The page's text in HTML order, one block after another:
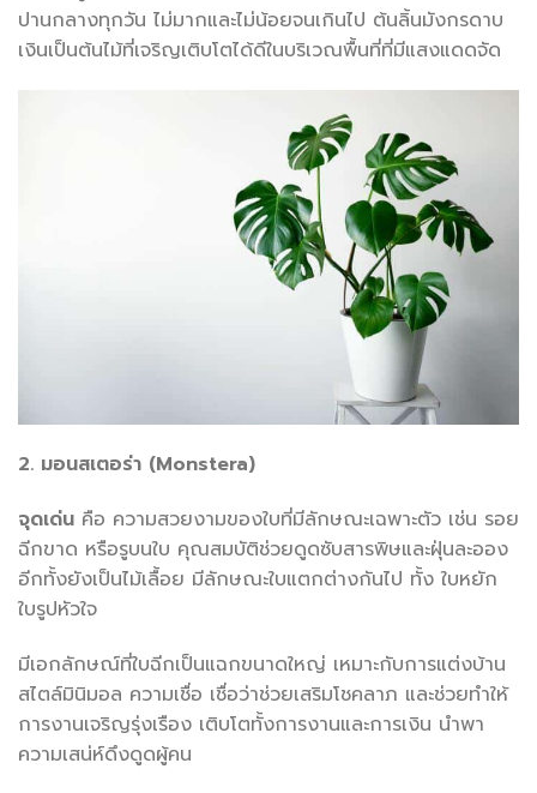
ปานกลางทุกวัน ไม่มากและไม่น้อยจนเกินไป ต้นลิ้นมังกรดาบ
เงินเป็นต้นไม้ที่เจริญเติบโตได้ดีในบริเวณพื้นที่ที่มีแสงแดดจัด
2. มอนสเตอร่า (Monstera)
จุดเด่น คือ ความสวยงามของใบที่มีลักษณะเฉพาะตัว เช่น รอย
ฉีกขาด หรือรูบนใบ คุณสมบัติช่วยดูดซับสารพิษและฝุ่นละออง
อีกทั้งยังเป็นไม้เลื้อย มีลักษณะใบแตกต่างกันไป ทั้ง ใบหยัก
ใบรูปหัวใจ
มีเอกลักษณ์ที่ใบฉีกเป็นแฉกขนาดใหญ่ เหมาะกับการแต่งบ้าน
สไตล์มินิมอล ความเชื่อ เชื่อว่าช่วยเสริมโชคลาภ และช่วยทำให้
การงานเจริญรุ่งเรือง เติบโตทั้งการงานและการเงิน นำพา
ความเสน่ห์ดึงดูดผู้คน